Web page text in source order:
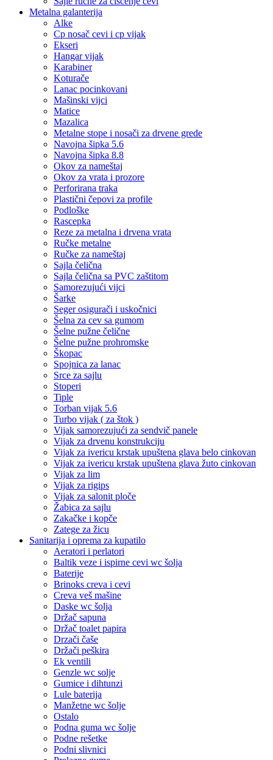
Metalna galanterija
Alke
Cp nosač cevi i cp vijak
Ekseri
Hangar vijak
Karabiner
Koturače
Lanac pocinkovani
Mašinski vijci
Matice
Mazalica
Metalne stope i nosači za drvene grede
Navojna šipka 5.6
Navojna šipka 8.8
Okov za nameštaj
Okov za vrata i prozore
Perforirana traka
Plastični čepovi za profile
Podloške
Rascepka
Reze za metalna i drvena vrata
Ručke metalne
Ručke za nameštaj
Sajla čelična
Sajla čelična sa PVC zaštitom
Samorezujući vijci
Šarke
Seger osigurači i uskočnici
Šelna za cev sa gumom
Šelne pužne čelične
Šelne pužne prohromske
Škopac
Spojnica za lanac
Srce za sajlu
Stoperi
Tiple
Torban vijak 5.6
Turbo vijak ( za štok )
Vijak samorezujući za sendvič panele
Vijak za drvenu konstrukciju
Vijak za ivericu krstak upuštena glava belo cinkovan
Vijak za ivericu krstak upuštena glava žuto cinkovan
Vijak za lim
Vijak za rigips
Vijak za salonit ploče
Žabica za sajlu
Zakačke i kopče
Zatege za žicu
Sanitarija i oprema za kupatilo
Aeratori i perlatori
Baltik veze i ispirne cevi wc šolja
Baterije
Brinoks creva i cevi
Creva veš mašine
Daske wc šolja
Držač sapuna
Držač toalet papira
Drzači čaše
Držači peškira
Ek ventili
Genzle wc solje
Gumice i dihtunzi
Lule baterija
Manžetne wc šolje
Ostalo
Podna guma wc šolje
Podne rešetke
Podni slivnici